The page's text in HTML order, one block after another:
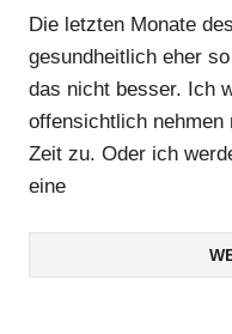
Die letzten Monate
gesundheitlich eher
das nicht besser. Ich
offensichtlich nehmen
Zeit zu. Oder ich
eine